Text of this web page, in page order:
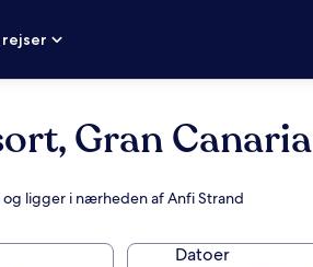
Gran Canaria
ligger i nærheden af Anfi Strand
Datoer